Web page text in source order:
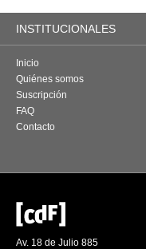
INSTITUCIONALES
Inicio
Quiénes somos
Suscripción
FAQ
Contacto
Av. 18 de Julio 885